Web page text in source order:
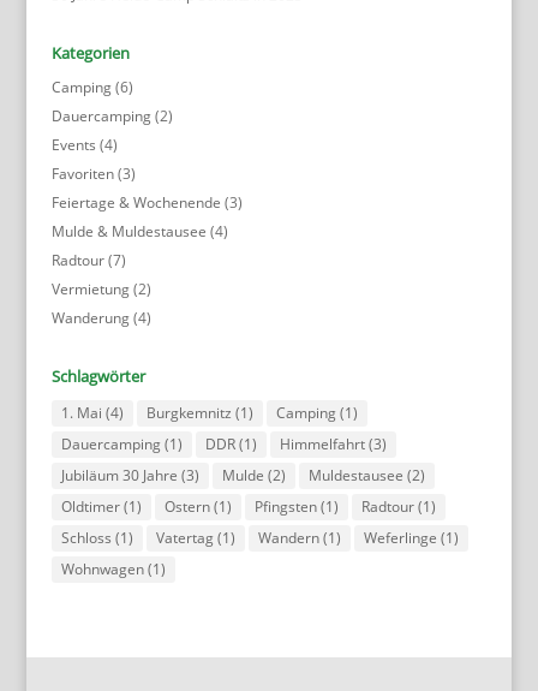
Kategorien
Camping(6)
Dauercamping(2)
Events (4)
Favoriten(3)
Feiertage & Wochenende (3)
Mulde & Muldestausee (4)
Radtour(7)
Vermietung(2)
Wanderung(4)
Schlagwörter
1. Mai (4) Burgkemnitz (1) Camping(1)
Dauercamping(1) DDR(1) Himmelfahrt(3)
Jubiläum 30 Jahre (3) Mulde (2) Muldestausee (2)
Oldtimer(1) Ostern(1) Pfingsten(1) Radtour(1)
Schloss (1) Vatertag(1) Wandern(1) Weferlinge (1)
Wohnwagen(1)